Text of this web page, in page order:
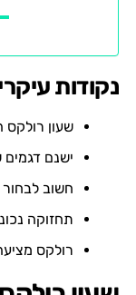
נקודות
שעון רולקס
ישנם דגמים
חשוב לבחור
תחזוקה
רולקס